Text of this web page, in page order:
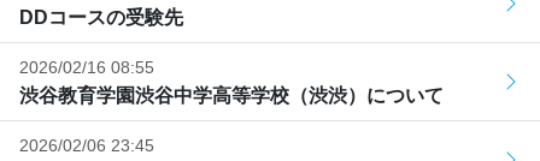
DDコースの受験先
2026/02/16 08:55
渋谷教育学園渋谷中学高等学校（渋渋）について
2026/02/06 23:45